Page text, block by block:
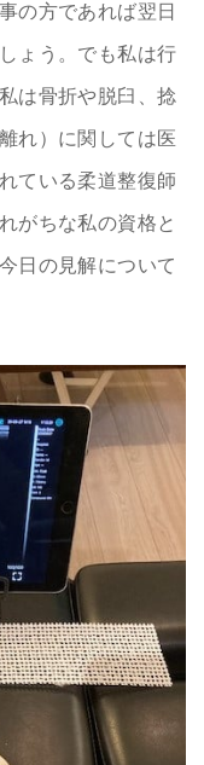
の方であれば翌日
ょう。でも私は行
は骨折や脱臼、捻
れ）に関しては医
ている柔道整復師
がちな私の資格と
日の見解について